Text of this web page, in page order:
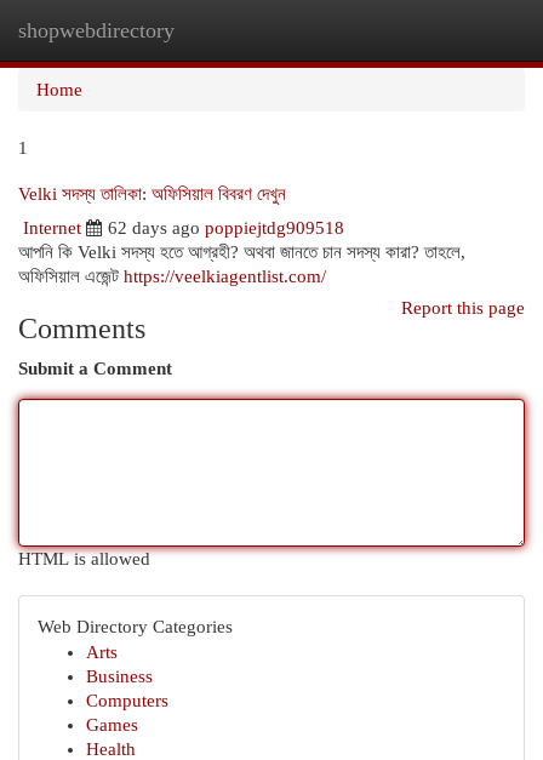
shopwebdirectory
Home
1
Velki সদস্য তালিকা: অফিসিয়াল বিবরণ দেখুন
Internet
62 days ago poppiejtdg909518
আপনি কি Velki সদস্য হতে আগ্রহী? অথবা জানতে চান সদস্য কারা? তাহলে,
অফিসিয়াল এজেন্ট https://veelkiagentlist.com/
Report this page
Comments
Submit a Comment
HTML is allowed
Web Directory Categories
Arts
Business
Computers
Games
Health